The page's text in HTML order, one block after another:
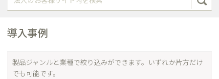
導入事例
製品ジャンルと業種で絞り込みができます。いずれか片方だけ
でも可能です。